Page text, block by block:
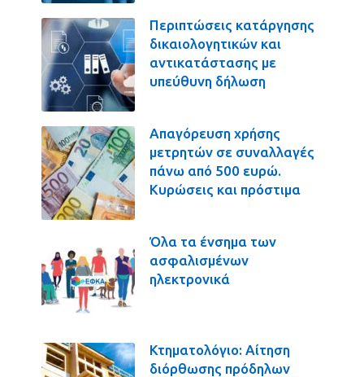
Περιπτώσεις κατάργησης
δικαιολογητικών και
αντικατάστασης με
υπεύθυνη δήλωση
Απαγόρευση χρήσης
μετρητών σε συναλλαγές
πάνω από 500 ευρώ.
Κυρώσεις και πρόστιμα
Όλα τα ένσημα των
ασφαλισμένων
ηλεκτρονικά
Κτηματολόγιο: Αίτηση
διόρθωσης πρόδηλων